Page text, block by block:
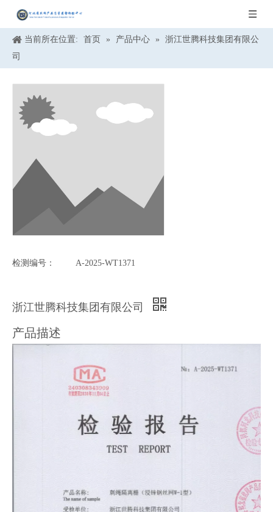
当前所在位置: 首页 » 产品中心 »
浙江世腾科技集团有限公
司
检测编号： A-2025-WT1371
浙江世腾科技集团有限公司
产品描述